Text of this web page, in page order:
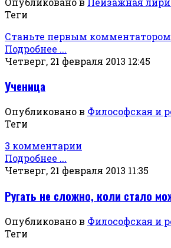
Теги
Станьте первым
Подробнее ...
Четверг, 21 февраля 2013 12:45
Ученица
Опубликовано в Философская и
Теги
3 комментарии
Подробнее ...
Четверг, 21 февраля 2013 11:35
Ругать не сложно, коли стало
Опубликовано в Философская и
Теги